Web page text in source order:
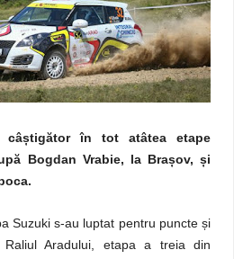
în tot atâtea etape
Bogdan Vrabie, la Brașov, și
Suzuki s-au luptat pentru puncte și
Aradului, etapa a treia din